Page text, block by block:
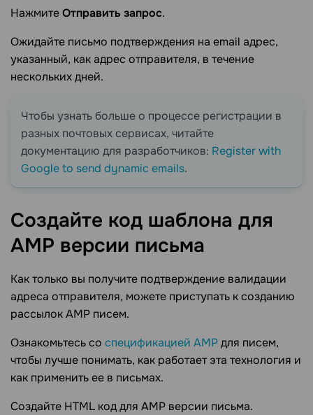
НажмитеОтправить запрос.
Ожидайте письмо подтверждения на email адрес,
указанный, как адрес отправителя, в течение
нескольких дней.
Чтобы узнать больше о процессе регистрации в
разных почтовых сервисах, читайте
документацию для разработчиков: Register with
Google to send dynamic emails.
Создайте код шаблона для
AMP версии письма
Как только вы получите подтверждение валидации
адреса отправителя, можете приступать к созданию
рассылок AMP писем.
Ознакомьтесь со спецификацией AMPдля писем,
чтобы лучше понимать, как работает эта технология и
как применить ее в письмах.
Создайте HTML код для AMP версии письма.